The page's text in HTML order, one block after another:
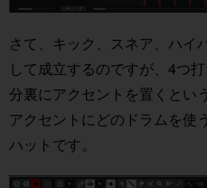
さて、キック、スネア、ハイ
して成立するのですが、4つ
分裏にアクセントを置くとい
アクセントにどのドラムを使
ハットです。